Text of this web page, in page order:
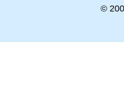
©